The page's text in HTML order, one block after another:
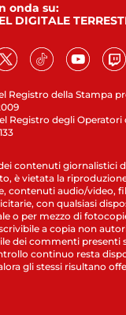
Registro della Stampa
Registro degli
onda su:
DIGITALE
contenuti giornalistici
è vietata la
contenuti audio/video,
con qualsiasi
o per mezzo di
a copia non
dei commenti presenti
continuo resta
gli stessi risultano